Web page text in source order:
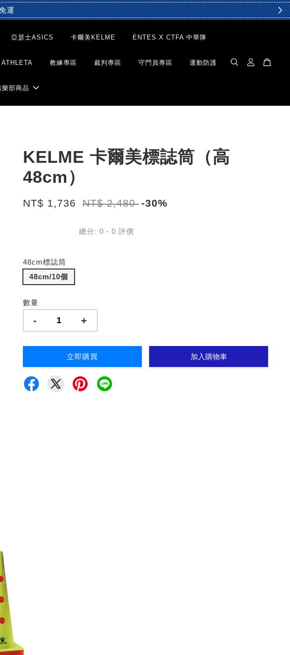
運
亞瑟士ASICS 卡爾美KELME ENTES X CTFA 中華隊
ATHLETA 教練專區 裁判專區 守門員專區 運動防護
樂部商品
KELME 卡爾美標誌筒（高
48cm）
NT$ 1,736 NT$ 2,480 -30%
總分:0 -0 評價
48cm標誌筒
48cm/10個
數量
- +
立即購買 加入購物車